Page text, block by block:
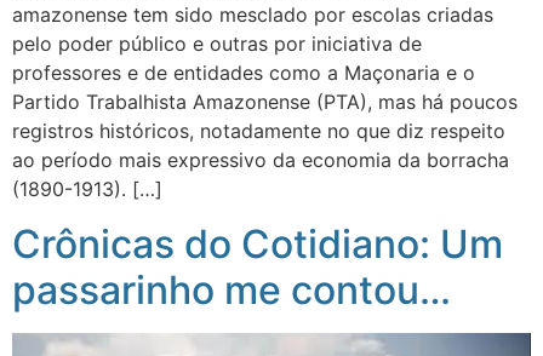
amazonense tem sido mesclado por escolas criadas
pelo poder público e outras por iniciativa de
professores e de entidades como a Maçonaria e o
Partido Trabalhista Amazonense (PTA), mas há poucos
registros históricos, notadamente no que diz respeito
ao período mais expressivo da economia da borracha
(1890-1913). […]
Crônicas do Cotidiano: Um
passarinho me contou…